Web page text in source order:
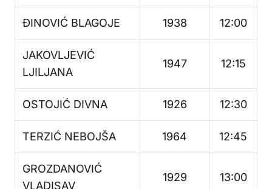
ĐINOVIĆ BLAGOJE 1938 12:00
JAKOVLJEVIĆ
LJILJANA
1947 12:15
OSTOJIĆ DIVNA 1926 12:30
TERZIĆ NEBOJŠA 1964 12:45
GROZDANOVIĆ
VLADISAV
1929 13:00